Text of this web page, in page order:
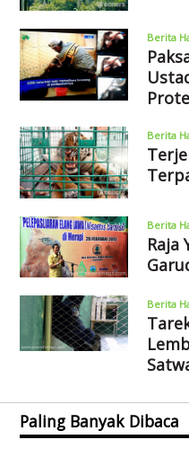
Berita
Berita
Berita
Raja
Berita
Paling Banyak Dibaca